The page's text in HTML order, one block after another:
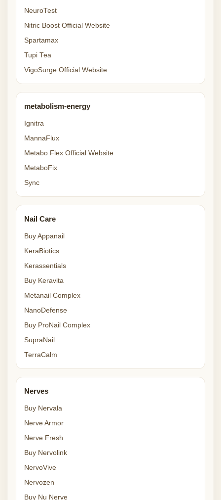
NeuroTest
Nitric Boost Official Website
Spartamax
Tupi Tea
VigoSurge Official Website
metabolism-energy
Ignitra
MannaFlux
Metabo Flex Official Website
MetaboFix
Sync
Nail Care
Buy Appanail
KeraBiotics
Kerassentials
Buy Keravita
Metanail Complex
NanoDefense
Buy ProNail Complex
SupraNail
TerraCalm
Nerves
Buy Nervala
Nerve Armor
Nerve Fresh
Buy Nervolink
NervoVive
Nervozen
Buy Nu Nerve